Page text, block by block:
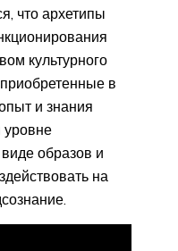
что архетипы
культурного
в
и знания
уровне
образов и
на